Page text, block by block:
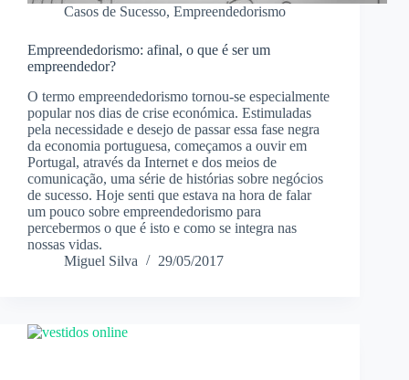
Casos de Sucesso, Empreendedorismo
Empreendedorismo: afinal, o que é ser um
empreendedor?
O termo empreendedorismo tornou-se especialmente
popular nos dias de crise económica. Estimuladas
pela necessidade e desejo de passar essa fase negra
da economia portuguesa, começamos a ouvir em
Portugal, através da Internet e dos meios de
comunicação, uma série de histórias sobre negócios
de sucesso. Hoje senti que estava na hora de falar
um pouco sobre empreendedorismo para
percebermos o que é isto e como se integra nas
nossas vidas.
Miguel Silva
29/05/2017